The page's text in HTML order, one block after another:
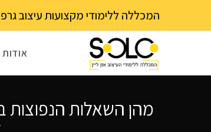
המכללה ללימודי מקצועות עיצוב גרפי וההייטק בישראל 03-6202111 - עם 15 שנה ותק! נא לבדוק עם בית
אודות
מהן השאלות הנפוצות